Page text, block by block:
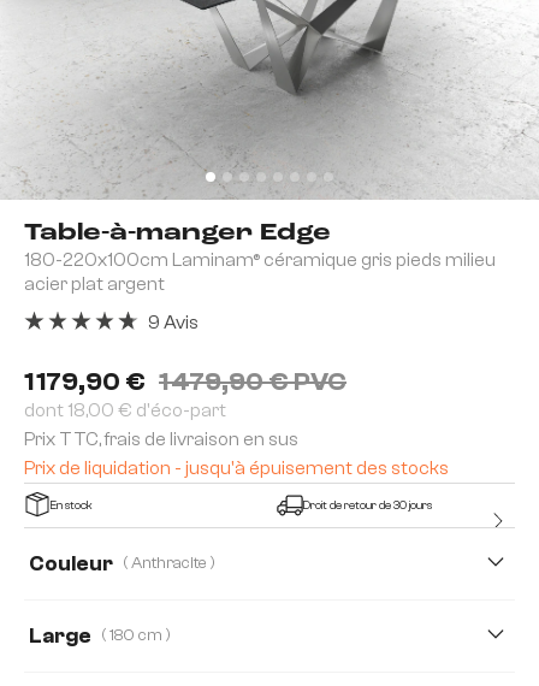
Table-à-manger Edge
180-220x100cm Laminam® céramique gris pieds milieu
acier plat argent
1 179,90 € 1 479,90 € PVC
dont 18,00 € d'éco-part
Prix TTC, frais de livraison en sus
Prix de liquidation - jusqu'à épuisement des stocks
9 Avis
En stock Droit de retour de 30 jours
Couleur ( Anthracite )
Large ( 180 cm )